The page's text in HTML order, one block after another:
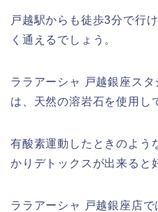
戸越駅からも徒歩3分で行
く通えるでしょう。
ララアーシャ 戸越銀座ス
は、天然の溶岩石を使用し
有酸素運動したときのよう
かりデトックスが出来ると
ララアーシャ 戸越銀座店